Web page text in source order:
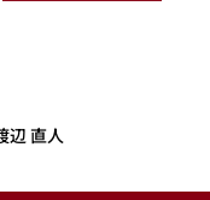
辺 直人